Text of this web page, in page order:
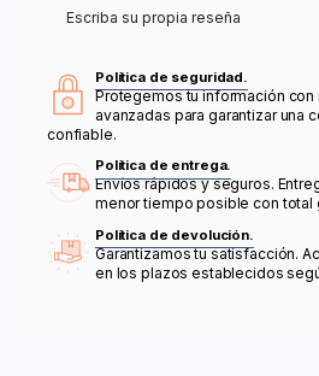
Escriba su propia reseña
Política de seguridad.
Protegemos tu información
avanzadas para garantizar una
confiable.
Política de entrega.
Envíos rápidos y seguros.
menor tiempo posible con total
Política de devolución.
Garantizamos tu satisfacción.
en los plazos establecidos